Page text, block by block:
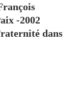
-2002
dans